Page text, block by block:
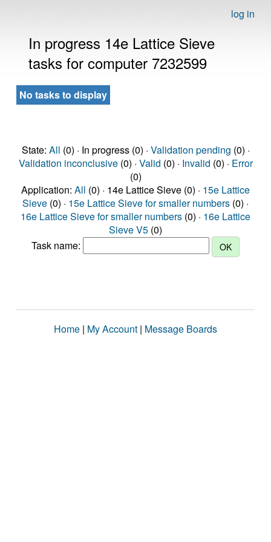
log in
In progress 14e Lattice Sieve
tasks for computer 7232599
No tasks to display
State: All (0) · In progress (0) · Validation pending (0) ·
Validation inconclusive(0) · Valid (0) · Invalid (0) · Error
(0)
Application: All (0) · 14e Lattice Sieve (0) · 15e Lattice
Sieve (0) · 15e Lattice Sieve for smaller numbers (0) ·
16e Lattice Sieve for smaller numbers (0) · 16e Lattice
Sieve V5 (0)
Task name:
Home | My Account | Message Boards